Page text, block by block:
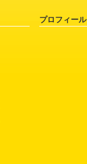
プロフィール